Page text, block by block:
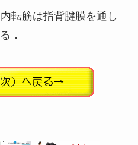
転筋は指背腱膜を通し
．